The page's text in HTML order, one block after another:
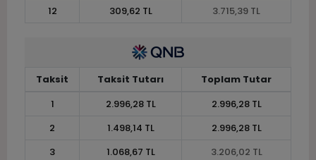
12
309,62 TL 3.715,39 TL
Taksit Taksit Tutarı
Toplam Tutar
1
2.996,28 TL
2.996,28 TL
2
1.498,14 TL
2.996,28 TL
3
1.068,67 TL
3.206,02 TL